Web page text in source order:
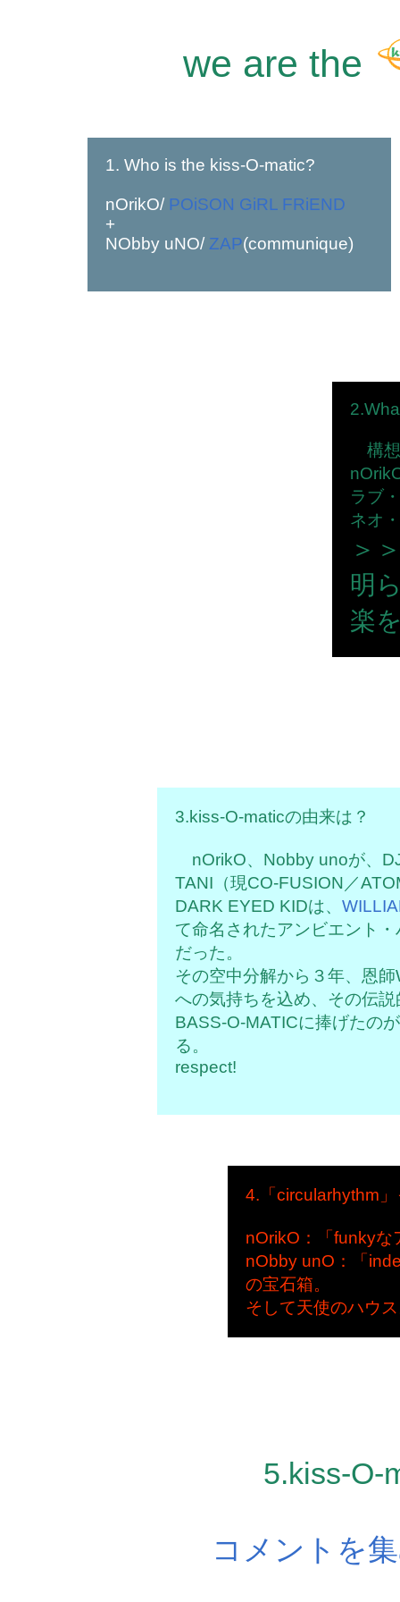
we are the
1. Who is the kiss-O-matic?
nOrikO/ POiSON GiRL FRiEND
+
NObby uNO/ ZAP(communique)
構想
ラブ
ネオ
＞
明
楽
3.kiss-O-maticの由来は？
nOrikO、Nobby unoが、
TANI（現CO-FUSION／
DARK EYED KIDは、
て命名されたアンビエント
だった。
その空中分解から３年、恩
への気持ちを込め、その伝
BASS-O-MATICに捧げたの
る。
respect!
4.「circularhythm
nOrikO：「funkyな
nObby unO：「
の宝石箱。
そして天使のハウ
5.kiss-O-
コメントを